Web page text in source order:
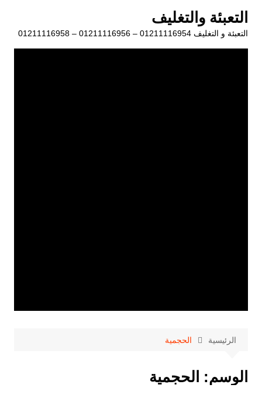
المحتوى
التعبئة والتغليف
التعبئة و التغليف 01211116954 – 01211116956 – 01211116958
الرئيسية الحجمية
الوسم: الحجمية